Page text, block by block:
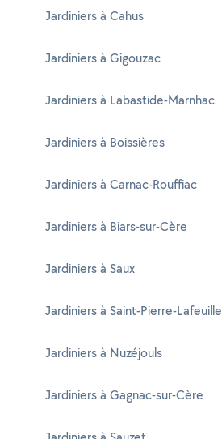
Jardiniers à Cahus
Jardiniers à Gigouzac
Jardiniers à Labastide-Marnhac
Jardiniers à Boissières
Jardiniers à Carnac-Rouffiac
Jardiniers à Biars-sur-Cère
Jardiniers à Saux
Jardiniers à Saint-Pierre-Lafeuille
Jardiniers à Nuzéjouls
Jardiniers à Gagnac-sur-Cère